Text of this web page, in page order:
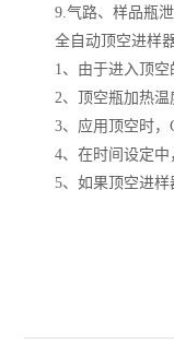
9.气路、样品瓶泄
全自动顶空进样器
1、由于进入顶空的
2、顶空瓶加热温度
3、应用顶空时，
4、在时间设定中，
5、如果顶空进样器